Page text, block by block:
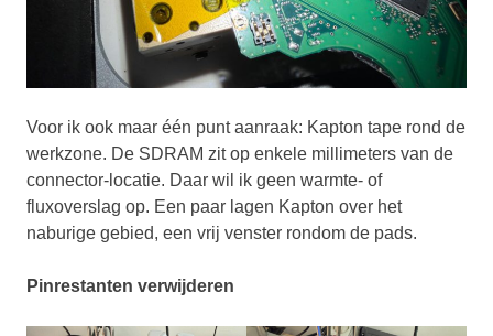
Voor ik ook maar één punt aanraak: Kapton tape rond de
werkzone. De SDRAM zit op enkele millimeters van de
connector-locatie. Daar wil ik geen warmte- of
fluxoverslag op. Een paar lagen Kapton over het
naburige gebied, een vrij venster rondom de pads.
Pinrestanten verwijderen